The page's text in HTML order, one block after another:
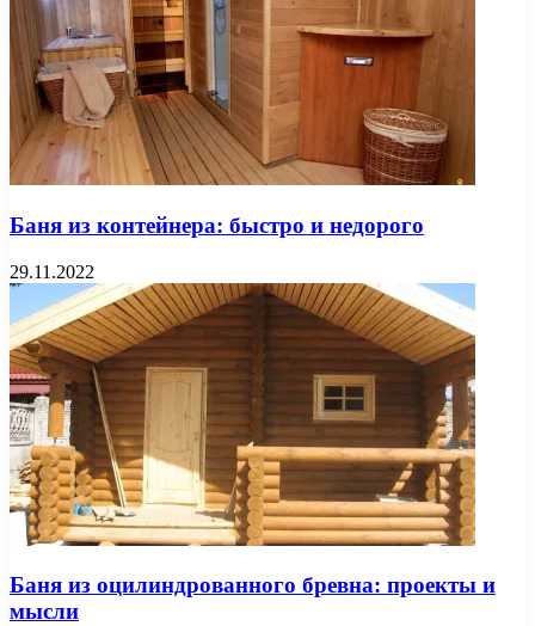
Баня из контейнера: быстро и недорого
29.11.2022
Баня из оцилиндрованного бревна: проекты и
мысли